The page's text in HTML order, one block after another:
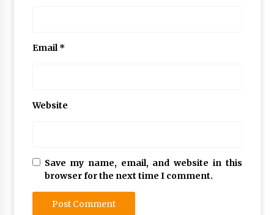
Email*
Website
Save my name, email, and website in this
browser for the next time I comment.